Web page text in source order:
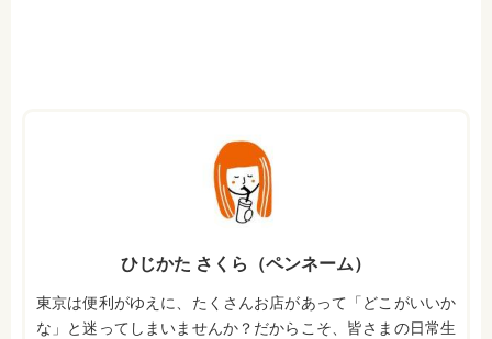
ひじかた さくら（ペンネーム）
東京は便利がゆえに、たくさんお店があって「どこがいいか
な」と迷ってしまいませんか？だからこそ、皆さまの日常生